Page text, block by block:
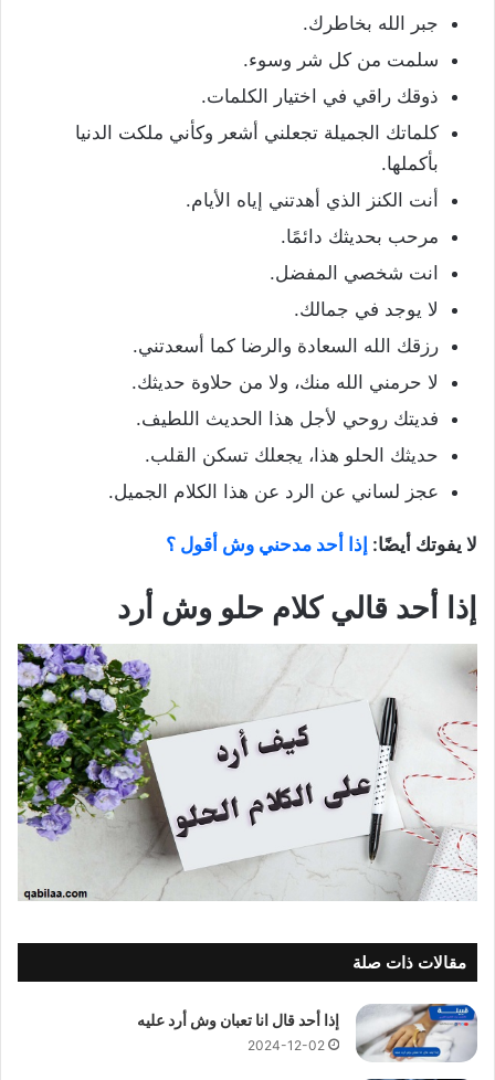
جبر الله بخاطرك.
سلمت من كل شر وسوء.
ذوقك راقي في اختيار الكلمات.
كلماتك الجميلة تجعلني أشعر وكأني ملكت الدنيا
بأكملها.
أنت الكنز الذي أهدتني إياه الأيام.
مرحب بحديثك دائمًا.
انت شخصي المفضل.
لا يوجد في جمالك.
رزقك الله السعادة والرضا كما أسعدتني.
لا حرمني الله منك، ولا من حلاوة حديثك.
فديتك روحي لأجل هذا الحديث اللطيف.
حديثك الحلو هذا، يجعلك تسكن القلب.
عجز لساني عن الرد عن هذا الكلام الجميل.
لا يفوتك أيضًا: إذا أحد مدحني وش أقول ؟
إذا أحد قالي كلام حلو وش أرد
مقالات ذات صلة
إذا أحد قال انا تعبان وش أرد عليه
2024-12-02